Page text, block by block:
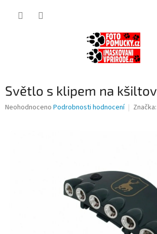
Světlo s klipem na
Průměrné
Neohodnoceno Podrobnosti hodnocení Značka: